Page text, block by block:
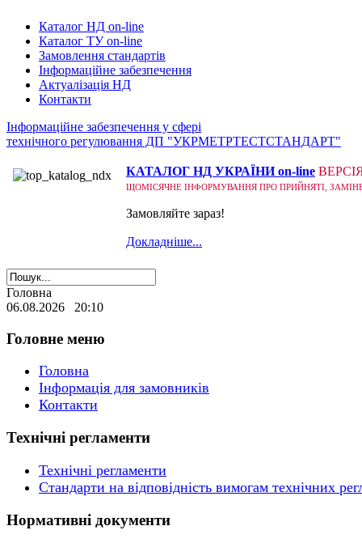
Каталог НД on-line
Каталог ТУ on-line
Замовлення стандартів
Інформаційне забезпечення
Актуалізація НД
Контакти
Інформаційне забезпечення у сфері
технічного регулювання ДП "УКРМЕТРТЕСТСТАНДАРТ"
КАТАЛОГ НД УКРАЇНИ on-line
ЩОМІСЯЧНЕ ІНФОРМУВАННЯ ПРО ПРИЙНЯТІ,
Замовляйте зараз!
Докладніше...
Головна
06.08.2026 20:10
Головне меню
Головна
Інформація для замовників
Контакти
Технічні регламенти
Технічні регламенти
Стандарти на відповідність вимогам технічних
Нормативні документи